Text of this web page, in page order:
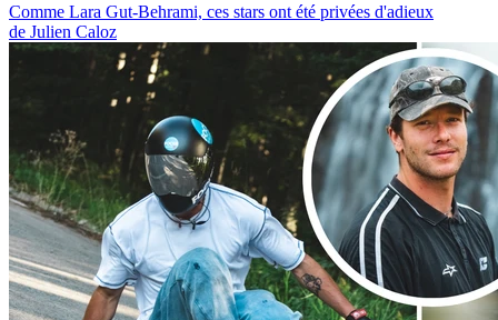
Comme Lara Gut-Behrami, ces stars ont été privées d'adieux
de Julien Caloz